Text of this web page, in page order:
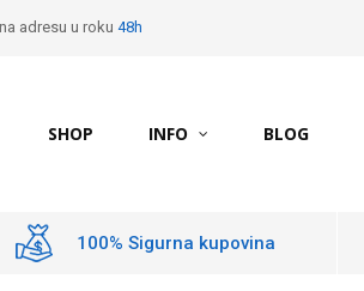
adresu u roku 48h
SHOP INFO BLOG
100% Sigurna kupovina